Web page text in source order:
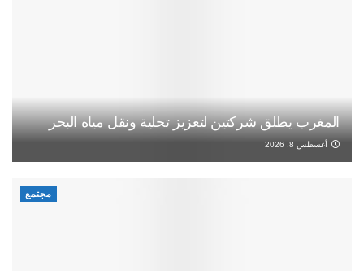
المغرب يطلق شركتين لتعزيز تحلية ونقل مياه البحر
أغسطس 8, 2026
مجتمع